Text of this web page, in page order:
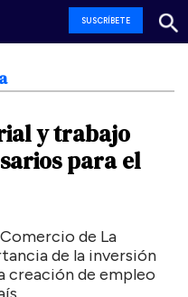
SUSCRÍBETE
ytrabajo
para el
de La
de la inversión
creación de empleo